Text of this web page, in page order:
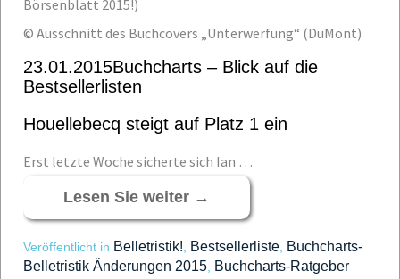
Börsenblatt 2015!)
© Ausschnitt des Buchcovers „Unterwerfung“ (DuMont)
23.01.2015Buchcharts – Blick auf die
Bestsellerlisten
Houellebecq steigt auf Platz 1 ein
Erst letzte Woche sicherte sich Ian …
Lesen Sie weiter →
Veröffentlicht in Belletristik! Bestsellerliste Buchcharts-
Belletristik Änderungen 2015 Buchcharts-Ratgeber